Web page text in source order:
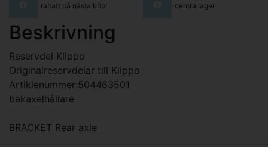
rabatt på nästa köp!
centrallager
Beskrivning
Reservdel Klippo
Originalreservdelar till Klippo
Artiklenummer:504463501
bakaxelhållare
BRACKET Rear axle